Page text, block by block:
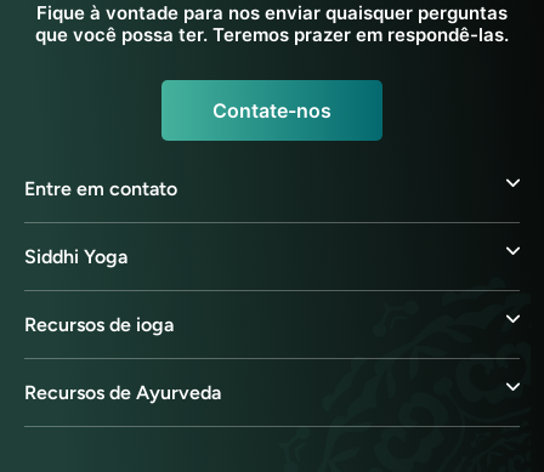
Fique à vontade para nos enviar quaisquer perguntas
que você possa ter. Teremos prazer em respondê-las.
Contate-nos
Entre em contato
Siddhi Yoga
Recursos de ioga
Recursos de Ayurveda